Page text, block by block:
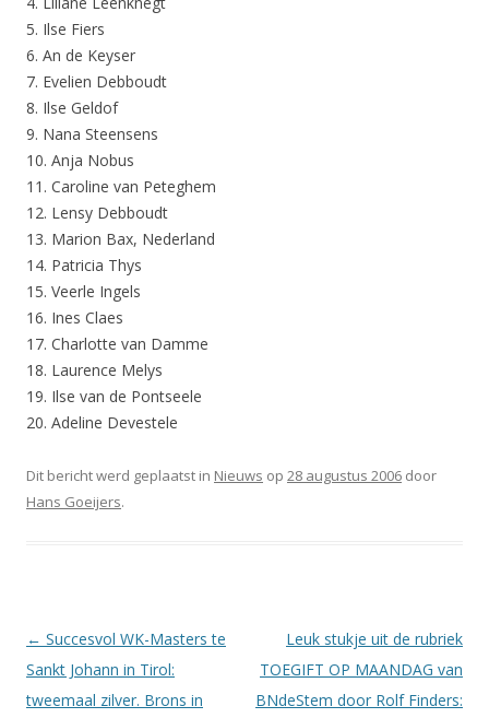
5. Ilse Fiers
6. An de Keyser
7. Evelien Debboudt
8. Ilse Geldof
9. Nana Steensens
10. Anja Nobus
11. Caroline van Peteghem
12. Lensy Debboudt
13. Marion Bax, Nederland
14. Patricia Thys
15. Veerle Ingels
16. Ines Claes
17. Charlotte van Damme
18. Laurence Melys
19. Ilse van de Pontseele
20. Adeline Devestele
Dit bericht werd geplaatst in Nieuws op 28 augustus 2006 door
Hans Goeijers.
Berichtnavigatie
← Succesvol WK-Masters te
Sankt Johann in Tirol:
tweemaal zilver. Brons in
Leuk stukje uit de rubriek
TOEGIFT OP MAANDAG van
BNdeStem door Rolf Finders: